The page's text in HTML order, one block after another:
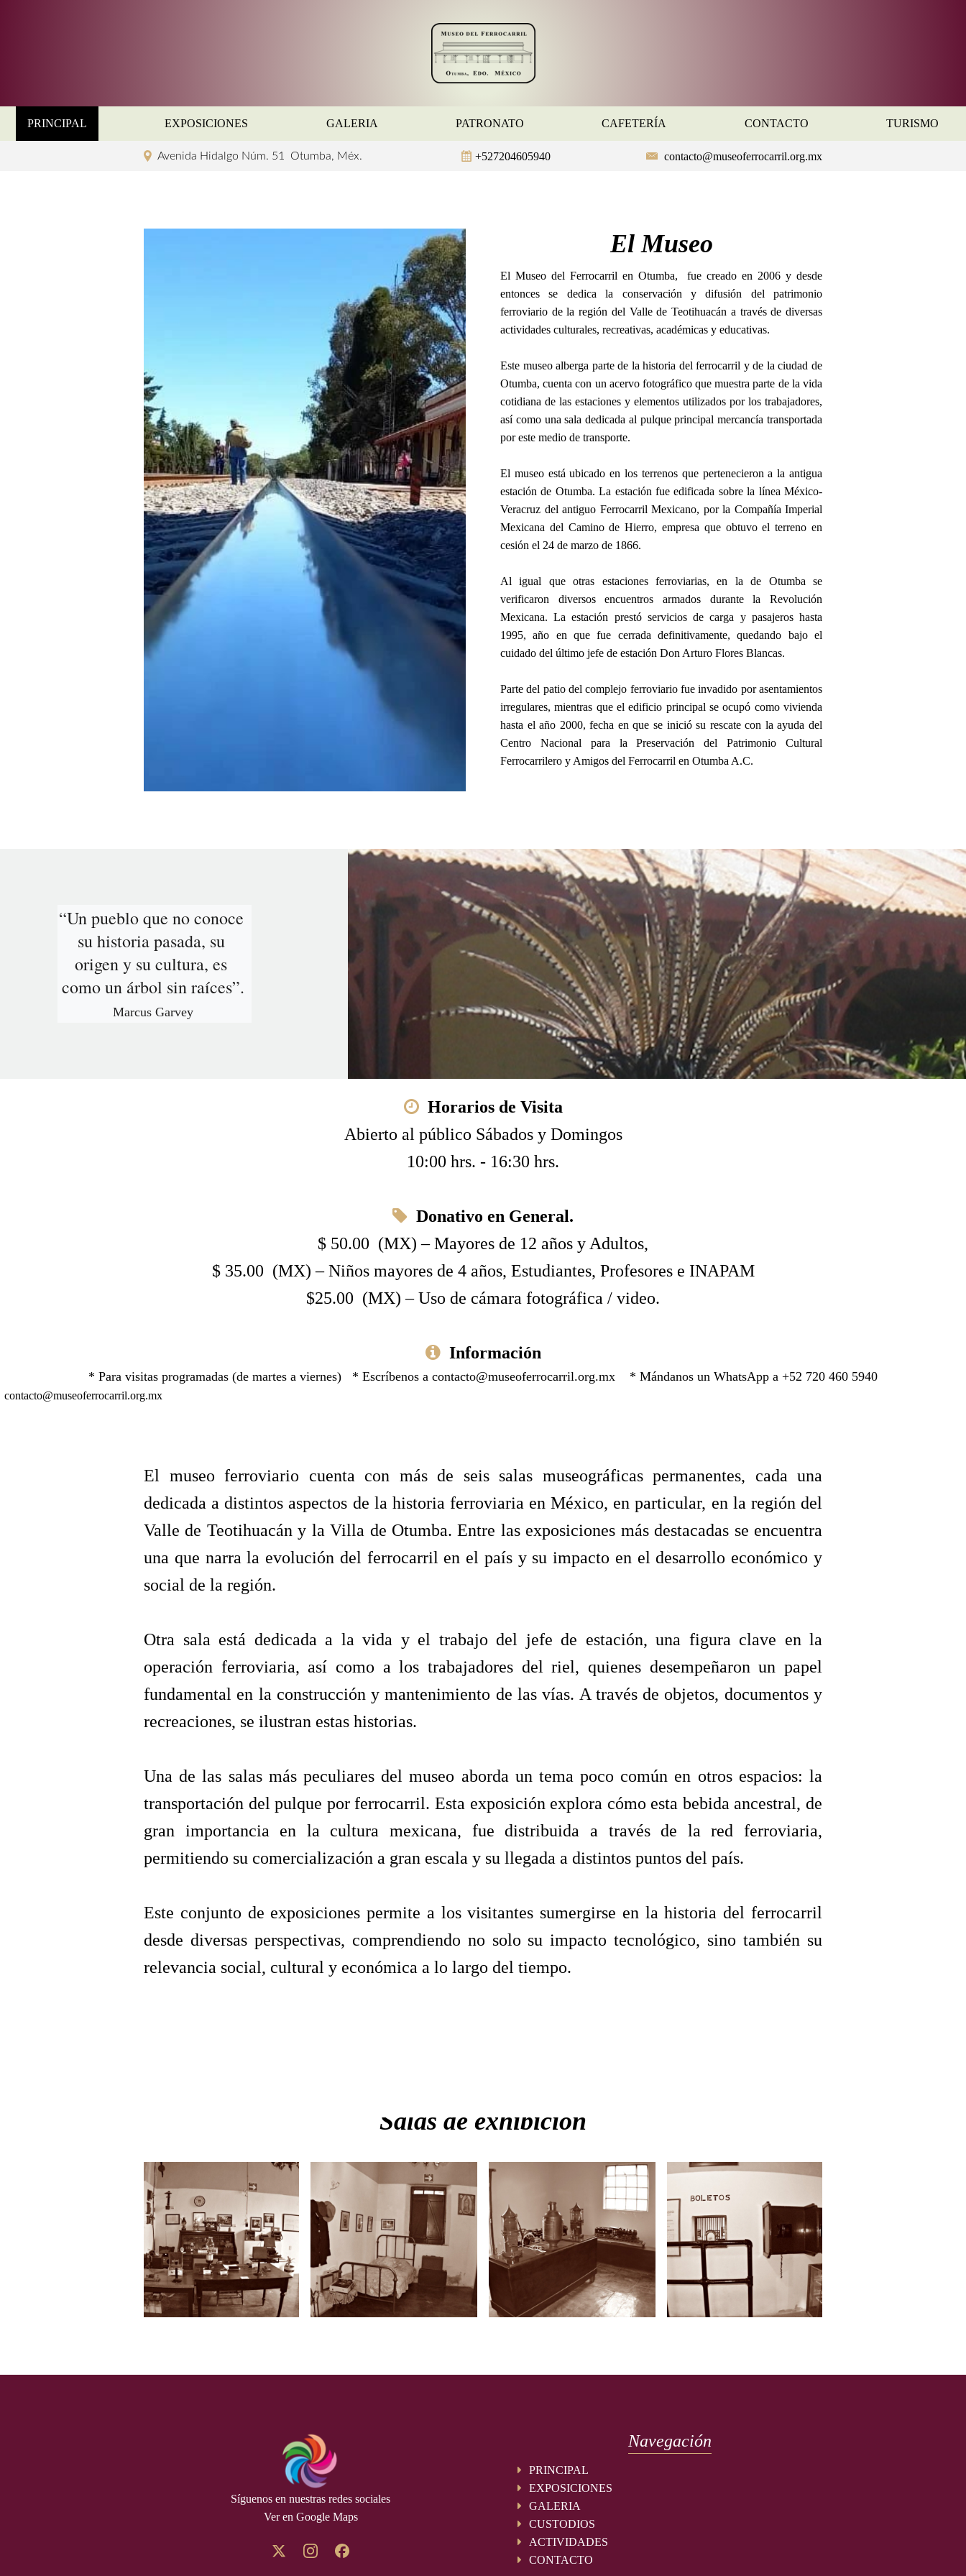
PRINCIPAL EXPOSICIONES GALERIA PATRONATO CAFETERÍA CONTACTO TURISMO
Avenida Hidalgo Núm. 51 Otumba, Méx. +527204605940 contacto@museoferrocarril.org.mx
El Museo
El Museo del Ferrocarril en Otumba, fue creado en 2006 y desde
entonces se dedica la conservación y difusión del patrimonio
ferroviario de la región del Valle de Teotihuacán a través de diversas
actividades culturales, recreativas, académicas y educativas.
Este museo alberga parte de la historia del ferrocarril y de la ciudad de
Otumba, cuenta con un acervo fotográfico que muestra parte de la vida
cotidiana de las estaciones y elementos utilizados por los trabajadores,
así como una sala dedicada al pulque principal mercancía transportada
por este medio de transporte.
El museo está ubicado en los terrenos que pertenecieron a la antigua
estación de Otumba. La estación fue edificada sobre la línea México-
Veracruz del antiguo Ferrocarril Mexicano, por la Compañía Imperial
Mexicana del Camino de Hierro, empresa que obtuvo el terreno en
cesión el 24 de marzo de 1866.
Al igual que otras estaciones ferroviarias, en la de Otumba se
verificaron diversos encuentros armados durante la Revolución
Mexicana. La estación prestó servicios de carga y pasajeros hasta
1995, año en que fue cerrada definitivamente, quedando bajo el
cuidado del último jefe de estación Don Arturo Flores Blancas.
Parte del patio del complejo ferroviario fue invadido por asentamientos
irregulares, mientras que el edificio principal se ocupó como vivienda
hasta el año 2000, fecha en que se inició su rescate con la ayuda del
Centro Nacional para la Preservación del Patrimonio Cultural
Ferrocarrilero y Amigos del Ferrocarril en Otumba A.C.
“Un pueblo que no conoce
su historia pasada, su
origen y su cultura, es
como un árbol sin raíces”.
Marcus Garvey
Horarios de Visita
Abierto al público Sábados y Domingos
10:00 hrs. - 16:30 hrs.
Donativo en General.
$ 50.00 (MX) – Mayores de 12 años y Adultos,
$ 35.00 (MX) – Niños mayores de 4 años, Estudiantes, Profesores e INAPAM
$25.00 (MX) – Uso de cámara fotográfica / video.
Información
* Para visitas programadas (de martes a viernes) * Escríbenos a contacto@museoferrocarril.org.mx * Mándanos un WhatsApp a +52 720 460 5940
contacto@museoferrocarril.org.mx
El museo ferroviario cuenta con más de seis salas museográficas permanentes, cada una
dedicada a distintos aspectos de la historia ferroviaria en México, en particular, en la región del
Valle de Teotihuacán y la Villa de Otumba. Entre las exposiciones más destacadas se encuentra
una que narra la evolución del ferrocarril en el país y su impacto en el desarrollo económico y
social de la región.
Otra sala está dedicada a la vida y el trabajo del jefe de estación, una figura clave en la
operación ferroviaria, así como a los trabajadores del riel, quienes desempeñaron un papel
fundamental en la construcción y mantenimiento de las vías. A través de objetos, documentos y
recreaciones, se ilustran estas historias.
Una de las salas más peculiares del museo aborda un tema poco común en otros espacios: la
transportación del pulque por ferrocarril. Esta exposición explora cómo esta bebida ancestral, de
gran importancia en la cultura mexicana, fue distribuida a través de la red ferroviaria,
permitiendo su comercialización a gran escala y su llegada a distintos puntos del país.
Este conjunto de exposiciones permite a los visitantes sumergirse en la historia del ferrocarril
desde diversas perspectivas, comprendiendo no solo su impacto tecnológico, sino también su
relevancia social, cultural y económica a lo largo del tiempo.
Salas de exhibición
Síguenos en nuestras redes sociales
Ver en Google Maps
Navegación
PRINCIPAL
EXPOSICIONES
GALERIA
CUSTODIOS
ACTIVIDADES
CONTACTO